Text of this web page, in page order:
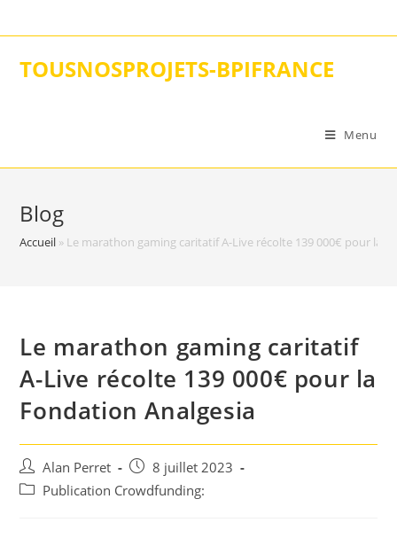
to
TOUSNOSPROJETS-BPIFRANCE
Menu
Blog
Accueil » Le marathon gaming caritatif A-Live récolte 139 000€ pour la
Le marathon gaming caritatif
A-Live récolte 139 000€ pour la
Fondation Analgesia
Auteur/autrice
de
Alan Perret
Post
published:
8 juillet 2023
PostPublication Crowdfunding: